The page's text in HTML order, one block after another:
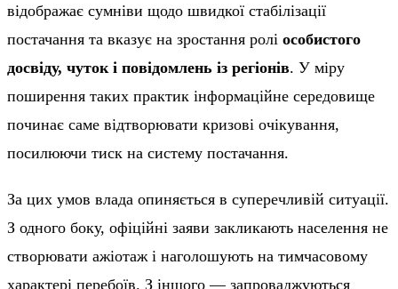
відображає сумніви щодо швидкої стабілізації
постачання та вказує на зростання ролі особистого
досвіду, чуток і повідомлень із регіонів. У міру
поширення таких практик інформаційне середовище
починає саме відтворювати кризові очікування,
посилюючи тиск на систему постачання.
За цих умов влада опиняється в суперечливій ситуації.
З одного боку, офіційні заяви закликають населення не
створювати ажіотаж і наголошують на тимчасовому
характері перебоїв. З іншого — запроваджуються